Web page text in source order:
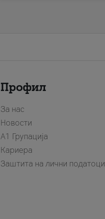
Профил
За нас
Новости
А1 Групација
Кариера
Заштита на лични податоци